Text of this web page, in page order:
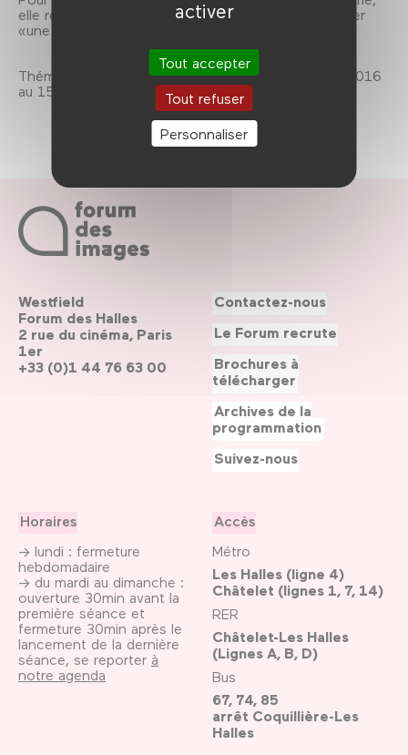
activer
Tout accepter
Tout refuser
Personnaliser
elle revisite quelques films qui font du retour au foyer
«une réflexion sur les fluctuations de l’être».
Thématique Home Sweet Home, du 14 décembre 2016
au 15 janvier 2017.
Westfield
Forum des Halles
2 rue du cinéma, Paris
1er
+33 (0)1 44 76 63 00
Horaires
→ lundi : fermeture
hebdomadaire
→ du mardi au dimanche :
ouverture 30min avant la
première séance et
fermeture 30min après le
lancement de la dernière
séance, se reporter à
notre agenda
Accès
Métro
Les Halles (ligne 4)
Châtelet (lignes 1, 7, 14)
RER
Châtelet-Les Halles
(Lignes A, B, D)
Bus
67, 74, 85
arrêt Coquillière-Les
Halles
Contactez-nous
Le Forum recrute
Brochures à
télécharger
Archives de la
programmation
Suivez-nous